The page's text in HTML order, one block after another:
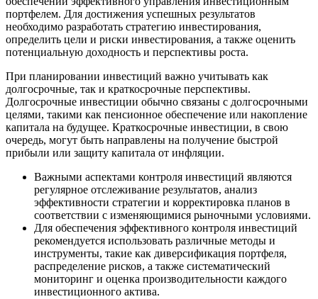
портфелем. Для достижения успешных результатов
необходимо разработать стратегию инвестирования,
определить цели и риски инвестирования, а также оценить
потенциальную доходность и перспективы роста.
При планировании инвестиций важно учитывать как
долгосрочные, так и краткосрочные перспективы.
Долгосрочные инвестиции обычно связаны с долгосрочными
целями, такими как пенсионное обеспечение или накопление
капитала на будущее. Краткосрочные инвестиции, в свою
очередь, могут быть направлены на получение быстрой
прибыли или защиту капитала от инфляции.
Важными аспектами контроля инвестиций являются
регулярное отслеживание результатов, анализ
эффективности стратегии и корректировка планов в
соответствии с изменяющимися рыночными условиями.
Для обеспечения эффективного контроля инвестиций
рекомендуется использовать различные методы и
инструменты, такие как диверсификация портфеля,
распределение рисков, а также систематический
мониторинг и оценка производительности каждого
инвестиционного актива.